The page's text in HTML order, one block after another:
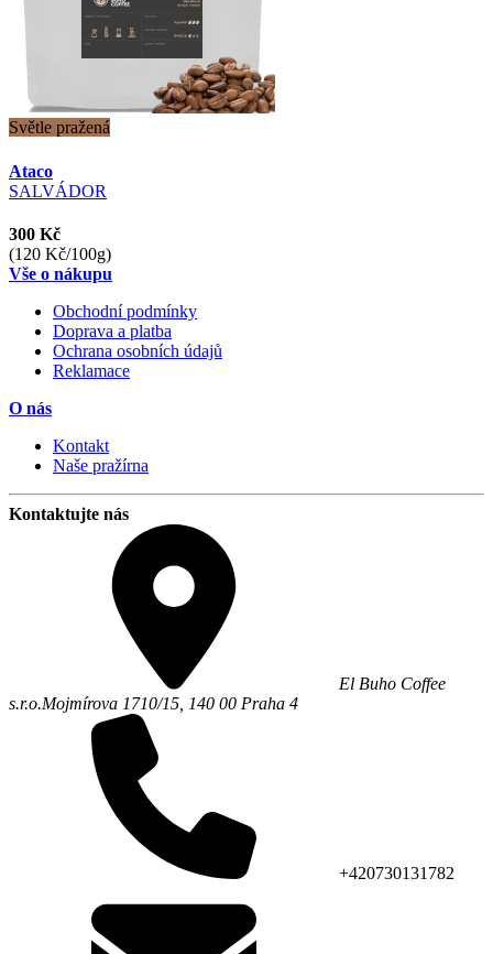
Světle pražená
Ataco
SALVÁDOR
300 Kč
(120 Kč/100g)
Vše o nákupu
Obchodní podmínky
Doprava a platba
Ochrana osobních údajů
Reklamace
O nás
Kontakt
Naše pražírna
Kontaktujte nás
El Buho Coffee
s.r.o.Mojmírova 1710/15, 140 00 Praha 4
+420730131782